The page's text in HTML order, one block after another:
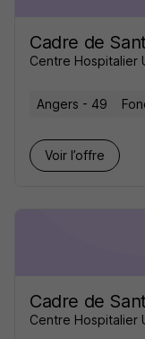
Cadre de
Centre Hospitalier
Angers - 49
Voir l’offre
Cadre de
Centre Hospitalier